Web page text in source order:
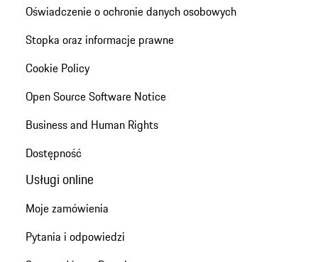
Oświadczenie o ochronie danych osobowych
Stopka oraz informacje prawne
Cookie Policy
Open Source Software Notice
Business and Human Rights
Dostępność
Usługi online
Moje zamówienia
Pytania i odpowiedzi